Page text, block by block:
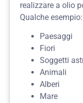
realizzare a olio
Qualche esempio:
Paesaggi
Fiori
Soggetti
Animali
Alberi
Mare